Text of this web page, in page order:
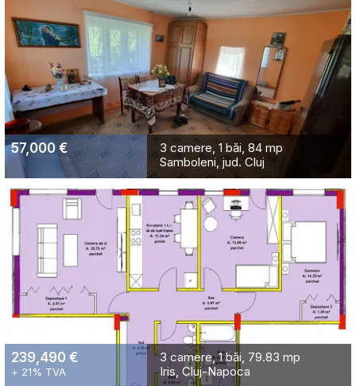
57,000 € 3 camere 1 băi 84 mp
Samboleni, jud. Cluj
239,490 €
+ 21% TVA
3 camere 1 băi 79.83 mp
Iris, Cluj-Napoca